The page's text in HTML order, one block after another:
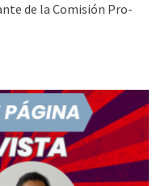
de la Comisión Pro-